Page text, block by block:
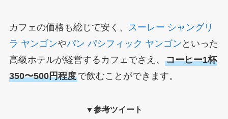
カフェの価格も総じて安く、 スーレー シャングリ
ラ ヤンゴンやパン パシフィック ヤンゴン といった
高級ホテルが経営するカフェでさえ、 コーヒー1杯
350〜500円程度で飲むことができます。
▼参考ツイート